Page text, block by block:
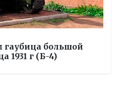
гаубица большой
1931 г (Б-4)